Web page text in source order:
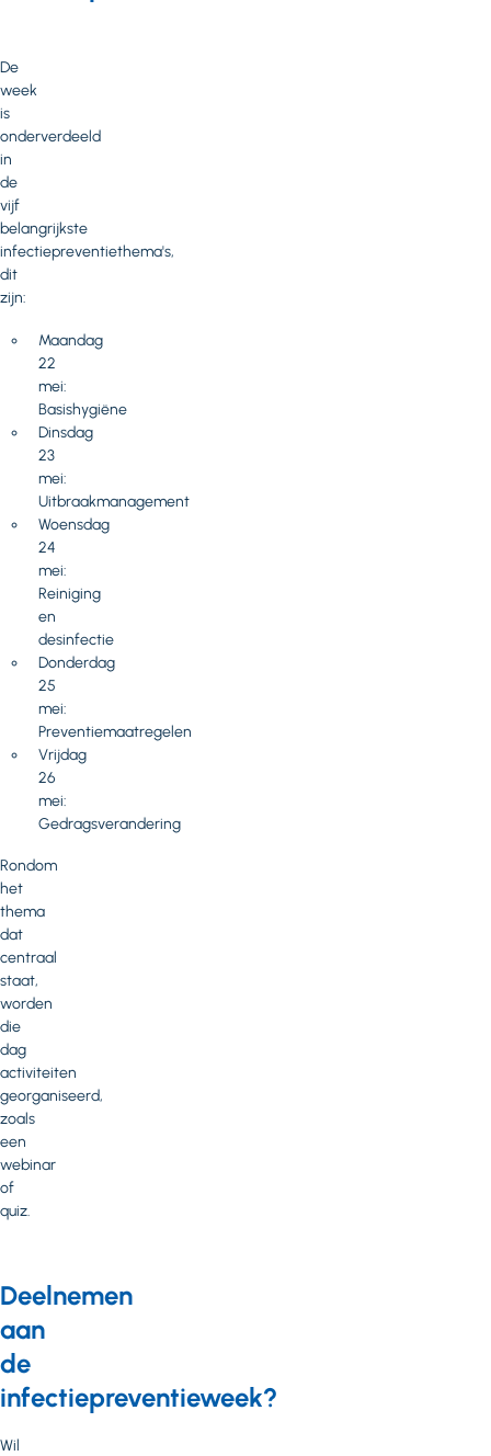
De
week
is
onderverdeeld
in
de
vijf
belangrijkste
infectiepreventiethema's,
dit
zijn:
Maandag
22
mei:
Basishygiëne
Dinsdag
23
mei:
Uitbraakmanagement
Woensdag
24
mei:
Reiniging
en
desinfectie
Donderdag
25
mei:
Preventiemaatregelen
Vrijdag
26
mei:
Gedragsverandering
Rondom
het
thema
dat
centraal
staat,
worden
die
dag
activiteiten
georganiseerd,
zoals
een
webinar
of
quiz.
Deelnemen
aan
de
infectiepreventieweek?
Wil